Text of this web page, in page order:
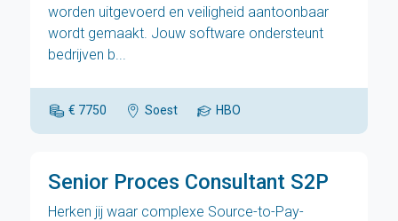
worden uitgevoerd en veiligheid aantoonbaar
wordt gemaakt. Jouw software ondersteunt
bedrijven b...
€ 7750 Soest HBO
Senior Proces Consultant S2P
Herken jij waar complexe Source-to-Pay-